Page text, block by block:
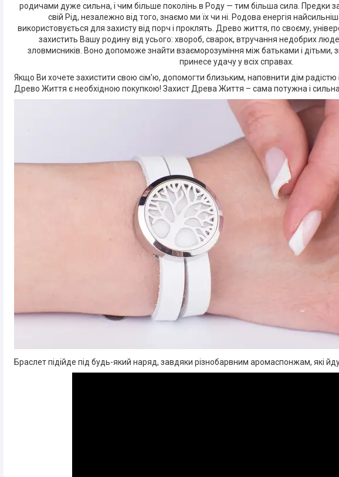
родичами дуже сильна, і чим більше поколінь в Роду — тим більша сила. Предки
свій Рід, незалежно від того, знаємо ми їх чи ні. Родова енергія
використовується для захисту від порч і проклять. Древо життя, по своєму,
захистить Вашу родину від усього: хвороб, сварок, втручання недобрих
зловмисників. Воно допоможе знайти взаєморозуміння між батьками і дітьми,
принесе удачу у всіх справах.
Якщо Ви хочете захистити свою сім'ю, допомогти близьким, наповнити дім радістю
Древо Життя є необхідною покупкою! Захист Древа Життя – сама потужна і сильна.
Браслет підійде під будь-який наряд, завдяки різнобарвним аромаспонжам, які